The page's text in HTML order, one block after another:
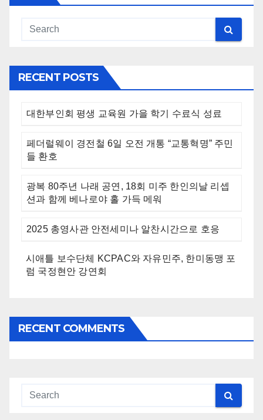
RECENT POSTS
대한부인회 평생 교육원 가을 학기 수료식 성료
페더럴웨이 경전철 6일 오전 개통 “교통혁명” 주민
들 환호
광복 80주년 나래 공연, 18회 미주 한인의날 리셉
션과 함께 베나로야 홀 가득 메워
2025 총영사관 안전세미나 알찬시간으로 호응
시애틀 보수단체 KCPAC와 자유민주, 한미동맹 포
럼 국정현안 강연회
RECENT COMMENTS